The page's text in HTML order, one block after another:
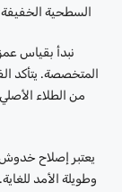
السطحية الخفيفة
نبدأ بقياس
المتخصصة. يتأكد
من الطلاء
يعتبر إصلاح خدوش
وطويلة الأمد